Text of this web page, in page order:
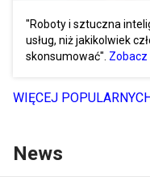
"Roboty i sztuczna
usług, niż jakikolwiek
skonsumować". Zobacz
WIĘCEJ
News